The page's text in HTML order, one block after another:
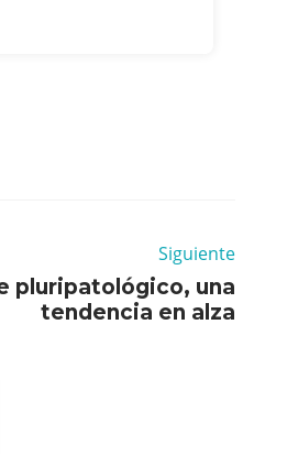
Siguiente
pluripatológico, una
tendencia en alza